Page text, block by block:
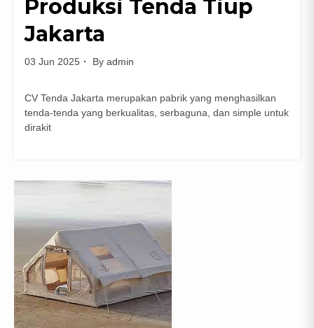
Produksi Tenda Tiup
Jakarta
03 Jun 2025 By admin
CV Tenda Jakarta merupakan pabrik yang menghasilkan
tenda-tenda yang berkualitas, serbaguna, dan simple untuk
dirakit